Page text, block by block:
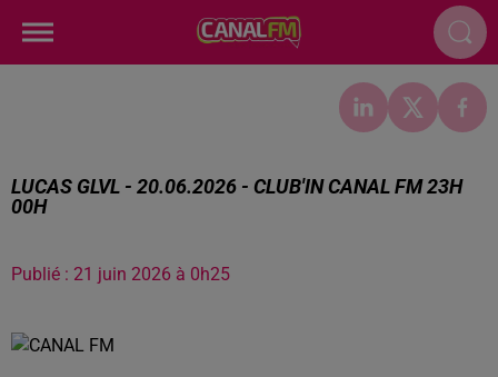
LUCAS GLVL - 20.06.2026 - CLUB'IN CANAL FM 23H
00H
Publié : 21 juin 2026 à 0h25